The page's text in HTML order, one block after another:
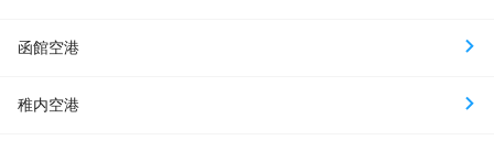
函館空港
稚内空港